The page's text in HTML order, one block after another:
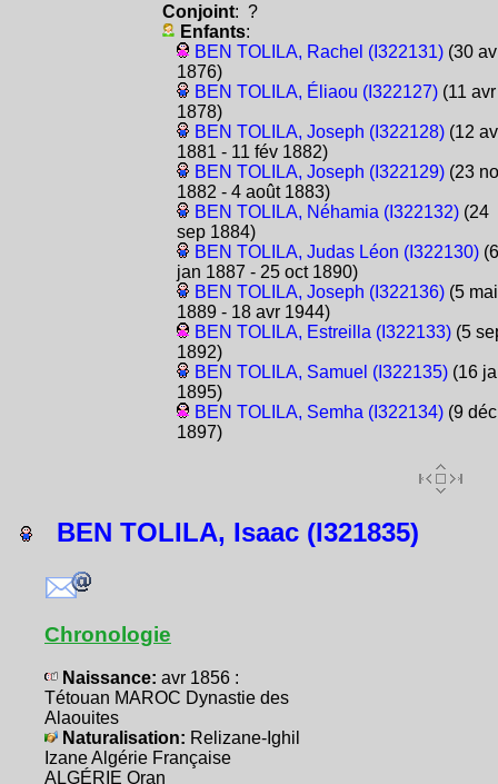
Conjoint: ?
Enfants:
BEN TOLILA, Rachel (I322131)(30
1876)
BEN TOLILA, Éliaou (I322127)(11 avr
1878)
BEN TOLILA, Joseph (I322128)(12
1881 - 11 fév 1882)
BEN TOLILA, Joseph (I322129)(23
1882 - 4 août 1883)
BEN TOLILA, Néhamia (I322132)(24
sep 1884)
BEN TOLILA, Judas Léon (I322130)(6
jan 1887 - 25 oct 1890)
BEN TOLILA, Joseph (I322136)(5 mai
1889 - 18 avr 1944)
BEN TOLILA, Estreilla (I322133)(5
1892)
BEN TOLILA, Samuel (I322135)(16
1895)
BEN TOLILA, Semha (I322134)(9 déc
1897)
BEN TOLILA, Isaac (I321835)
Chronologie
Naissance: avr 1856 :
Tétouan MAROC Dynastie des
Alaouites
Naturalisation: Relizane-Ighil
Izane Algérie Française
ALGÉRIE Oran